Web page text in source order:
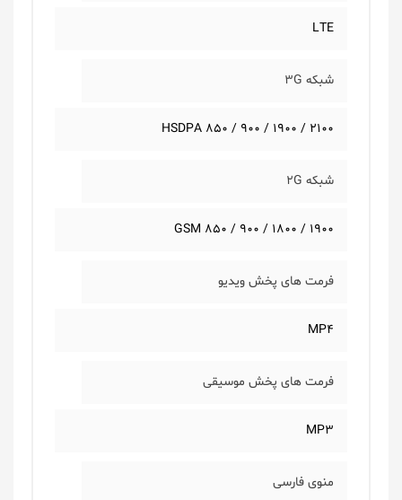
LTE
شبکه 3G
HSDPA 850 / 900 / 1900 / 2100
شبکه 2G
GSM 850 / 900 / 1800 / 1900
فرمت های پخش ویدیو
MP4
فرمت های پخش موسیقی
MP3
منوی فارسی